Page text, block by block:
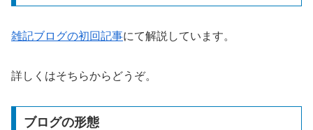
雑記ブログの初回記事にて解説しています。
詳しくはそちらからどうぞ。
ブログの形態